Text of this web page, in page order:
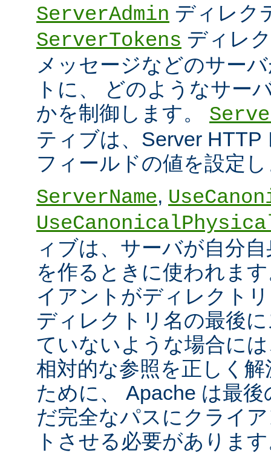
ServerAdmin ディレク
ServerTokens ディレ
メッセージなどのサー
トに、 どのようなサー
かを制御します。
ティブは、Server
フィールドの値を設定
ServerName,
ィブは、サーバが自分
を作るときに使われま
イアントがディレクト
ディレクトリ名の最後
ていないような場合に
相対的な参照を正しく
ために、 Apache は最
だ完全なパスにクライ
トさせる必要がありま